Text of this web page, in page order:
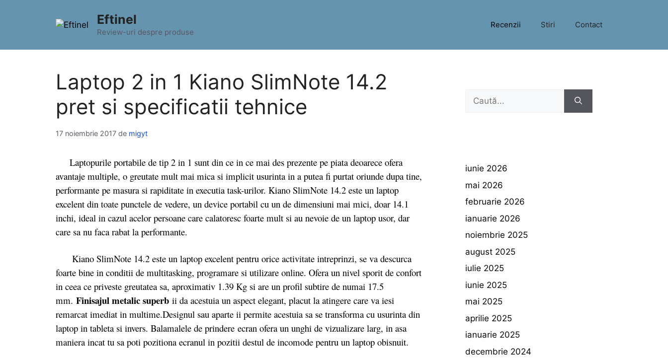
Eftinel
Review-uri despre produse
Recenzii Stiri Contact
Laptop 2 in 1 Kiano SlimNote 14.2
pret si specificatii tehnice
17 noiembrie 2017 de migyt
Laptopurile portabile de tip 2 in 1 sunt din ce in ce mai des prezente pe piata deoarece ofera
avantaje multiple, o greutate mult mai mica si implicit usurinta in a putea fi purtat oriunde dupa tine,
performante pe masura si rapiditate in executia task-urilor. Kiano SlimNote 14.2 este un laptop
excelent din toate punctele de vedere, un device portabil cu un de dimensiuni mai mici, doar 14.1
inchi, ideal in cazul acelor persoane care calatoresc foarte mult si au nevoie de un laptop usor, dar
care sa nu faca rabat la performante.
Kiano SlimNote 14.2 este un laptop excelent pentru orice activitate intreprinzi, se va descurca
foarte bine in conditii de multitasking, programare si utilizare online. Ofera un nivel sporit de confort
in ceea ce priveste greutatea sa, aproximativ 1.39 Kg si are un profil subtire de numai 17.5
mm. Finisajul metalic superb ii da acestuia un aspect elegant, placut la atingere care va iesi
remarcat imediat in multime.Designul sau aparte ii permite acestuia sa se transforma cu usurinta din
laptop in tableta si invers. Balamalele de prindere ecran ofera un unghi de vizualizare larg, in asa
maniera incat tu sa poti pozitiona ecranul in pozitii destul de incomode pentru un laptop obisnuit.
Caută
iunie 2026
mai 2026
februarie 2026
ianuarie 2026
noiembrie 2025
august 2025
iulie 2025
iunie 2025
mai 2025
aprilie 2025
ianuarie 2025
decembrie 2024